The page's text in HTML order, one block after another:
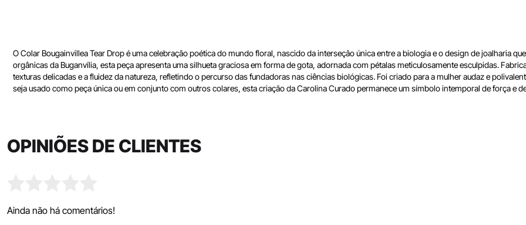
O Colar Bougainvillea Tear Drop é uma celebração poética do mundo floral, nascido da interseção única entre a biologia e o design de joalharia
orgânicas da Buganvília, esta peça apresenta uma silhueta graciosa em forma de gota, adornada com pétalas meticulosamente esculpidas.
texturas delicadas e a fluidez da natureza, refletindo o percurso das fundadoras nas ciências biológicas. Foi criado para a mulher audaz e
seja usado como peça única ou em conjunto com outros colares, esta criação da Carolina Curado permanece um símbolo intemporal de força e
OPINIÕES DE CLIENTES
Ainda não há comentários!